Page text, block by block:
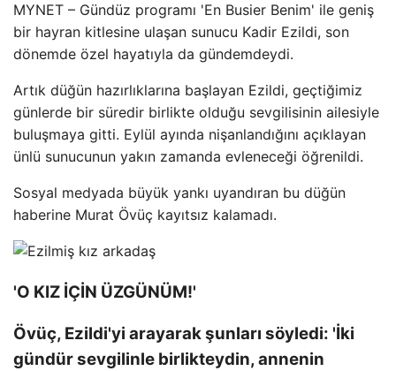
MYNET – Gündüz programı 'En Busier Benim' ile geniş
bir hayran kitlesine ulaşan sunucu Kadir Ezildi, son
dönemde özel hayatıyla da gündemdeydi.
Artık düğün hazırlıklarına başlayan Ezildi, geçtiğimiz
günlerde bir süredir birlikte olduğu sevgilisinin ailesiyle
buluşmaya gitti. Eylül ayında nişanlandığını açıklayan
ünlü sunucunun yakın zamanda evleneceği öğrenildi.
Sosyal medyada büyük yankı uyandıran bu düğün
haberine Murat Övüç kayıtsız kalamadı.
'O KIZ İÇİN ÜZGÜNÜM!'
Övüç, Ezildi'yi arayarak şunları söyledi: 'İki
gündür sevgilinle birlikteydin, annenin